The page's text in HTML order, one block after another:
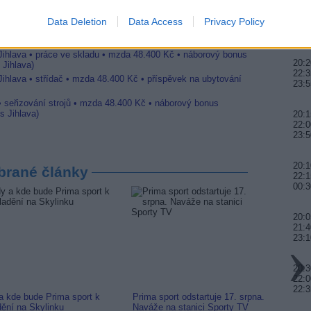
Data Deletion Data Access Privacy Policy
okres Jihlava)
montážní dělník • mzda 44.700 Kč • týdenní zálohy na
• práce ve skladu • mzda 48.400 Kč • náborový bonus
Jihlava)
• střídač • mzda 48.400 Kč • příspěvek na ubytování
seřizování strojů • mzda 48.400 Kč • náborový bonus
Jihlava)
články
kde bude Prima sport k
na Skylinku
Prima sport odstartuje 17. srpna.
Naváže na stanici Sporty TV